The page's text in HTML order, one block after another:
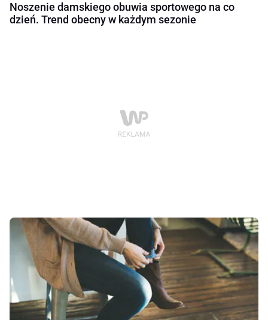
Noszenie damskiego obuwia sportowego na co
dzień. Trend obecny w każdym sezonie